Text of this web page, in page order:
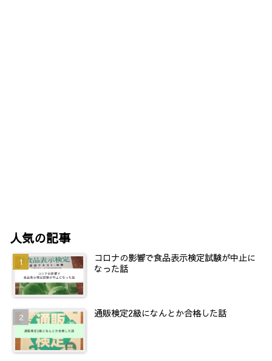
人気の記事
コロナの影響で食品表示検定試験が中止に
なった話
通販検定2級になんとか合格した話